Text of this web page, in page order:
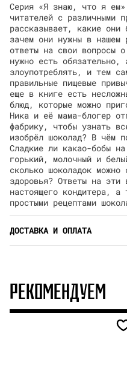
Серия «Я знаю, что я ем»
читателей с различными
рассказывает, какие
зачем они нужны в нашем
ответы на свои вопросы
нужно есть
злоупотреблять, и тем
правильные пищевые
еще в книге есть
блюд, которые можно
Ника и её мама-блогер
фабрику, чтобы узнать
изобрёл шоколад? В чём
Сладкие ли какао-бобы
горький, молочный и
сколько шоколадок
здоровья? Ответы на эти
настоящего кондитера, а
простыми рецептами
ДОСТАВКА И ОПЛАТА
РЕКОМЕНДУЕМ